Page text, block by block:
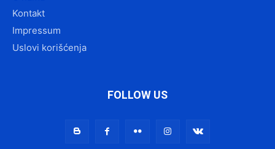
Kontakt
Impressum
Uslovi korišćenja
FOLLOW US